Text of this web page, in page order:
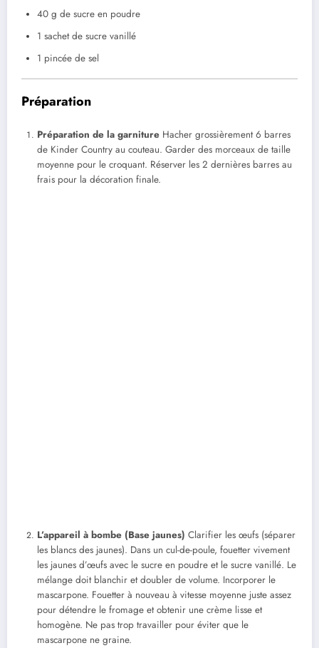
40 g de sucre en poudre
1 sachet de sucre vanillé
1 pincée de sel
Préparation
Préparation de la garniture Hacher grossièrement 6 barres
de Kinder Country au couteau. Garder des morceaux de taille
moyenne pour le croquant. Réserver les 2 dernières barres au
frais pour la décoration finale.
L’appareil à bombe (Base jaunes) Clarifier les œufs (séparer
les blancs des jaunes). Dans un cul-de-poule, fouetter vivement
les jaunes d’œufs avec le sucre en poudre et le sucre vanillé. Le
mélange doit blanchir et doubler de volume. Incorporer le
mascarpone. Fouetter à nouveau à vitesse moyenne juste assez
pour détendre le fromage et obtenir une crème lisse et
homogène. Ne pas trop travailler pour éviter que le
mascarpone ne graine.